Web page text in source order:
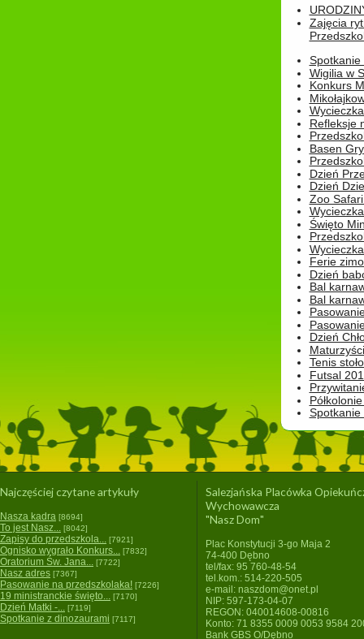
Zajęcia
Spotkanie
Wigilia w
Konkurs
Refleksje
Basen
Dzień
Dzień
Zoo
Święto
Ferie
Dzień
Bal
Bal
Dzień
Tenis
Futsal
Najczęściej czytane artykuły
Nasza kadra [8694]
To jest Nasz... [8042]
Zapisy do przedszkola... [7921]
Ognisko wygrało Konkurs... [7832]
Oratorium Św. Jana... [7722]
Nasz adres [7367]
Pasowanie na przedszkolaka! [7226]
19 ministranckie święto... [7170]
Dzień Matki -... [7119]
Spotkanie z dinozaurami [7117]
Salezjańska Placówka
Wychowawcza
"Nasz Dom"
Plac Konstytucji 3-go Maja 2
74-400 Dębno
tel/fax: 95 760-48-54
tel.kom.: 514-220-505
e-mail: naszdom@onet.pl
NIP: 597-173-04-07
REGON: 040014608-00816
Konto: 71 8355 0009 0053 9584
Bank GBS O/Dębno